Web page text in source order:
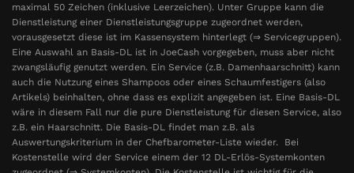
maximal 50 Zeichen (inklusive Leerzeichen). Unter Gruppe kann die
Dienstleistung einer Dienstleistungsgruppe zugeordnet werden,
vorausgesetzt diese ist im Kassensystem hinterlegt (⇒ Servicegruppen).
Eine Auswahl an Basis-DL ist in JoeCash vorgegeben, muss aber nicht
zwangsläufig genutzt werden. Ein Service (z.B. Damenhaarschnitt) kann
auch die Nutzung eines Shampoos oder eines Schaumfestigers (also
Artikels) beinhalten, ohne dass es explizit angegeben ist. Eine Basis-DL
wäre in diesem Fall nur die pure Dienstleistung für diesen Service, also
z.B. ein Haarschnitt. Die Basis-DL findet man z.B. als
Auswertungskriterium in der Chefbarometer-Liste wieder. Bei
Kostenstelle wird der Service einem der 12 DL-Erlös-Systemkonten